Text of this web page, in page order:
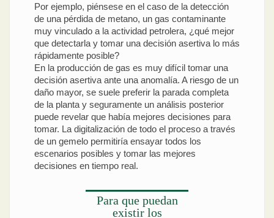
Por ejemplo, piénsese en el caso de la detección
de una pérdida de metano, un gas contaminante
muy vinculado a la actividad petrolera, ¿qué mejor
que detectarla y tomar una decisión asertiva lo más
rápidamente posible?
En la producción de gas es muy difícil tomar una
decisión asertiva ante una anomalía. A riesgo de un
daño mayor, se suele preferir la parada completa
de la planta y seguramente un análisis posterior
puede revelar que había mejores decisiones para
tomar. La digitalización de todo el proceso a través
de un gemelo permitiría ensayar todos los
escenarios posibles y tomar las mejores
decisiones en tiempo real.
Para que puedan
existir los